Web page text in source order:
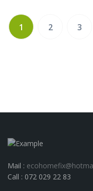
1 2 3
Mail :
Call : 072 029 22 83